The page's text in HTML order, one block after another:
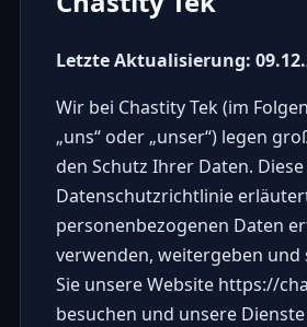
Letzte Aktualisierung:
Wir bei Chastity Tek (im
„uns“ oder „unser“) legen
den Schutz Ihrer Daten. Diese
Datenschutzrichtlinie
personenbezogenen Daten
verwenden, weitergeben und
Sie unsere Website https://
besuchen und unsere